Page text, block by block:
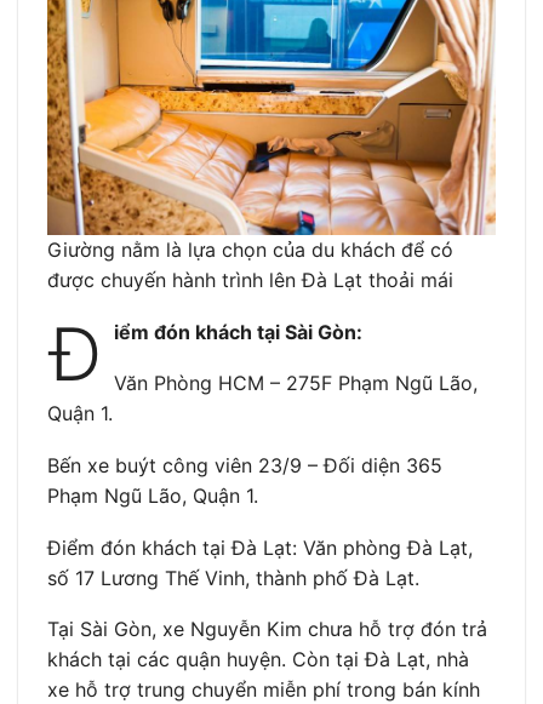
Giường nằm là lựa chọn của du khách để có
được chuyến hành trình lên Đà Lạt thoải mái
Đ iểm đón khách tại Sài Gòn:
Văn Phòng HCM – 275F Phạm Ngũ Lão,
Quận 1.
Bến xe buýt công viên 23/9 – Đối diện 365
Phạm Ngũ Lão, Quận 1.
Điểm đón khách tại Đà Lạt: Văn phòng Đà Lạt,
số 17 Lương Thế Vinh, thành phố Đà Lạt.
Tại Sài Gòn, xe Nguyễn Kim chưa hỗ trợ đón trả
khách tại các quận huyện. Còn tại Đà Lạt, nhà
xe hỗ trợ trung chuyển miễn phí trong bán kính